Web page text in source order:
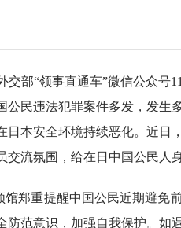
交部“领事直通车”微信公众号
公民违法犯罪案件多发，发生
日本安全环境持续恶化。近日
流氛围，给在日中国公民人
郑重提醒中国公民近期避免
防范意识，加强自我保护。如